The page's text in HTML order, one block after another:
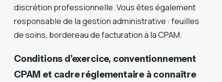
discrétion professionnelle. Vous êtes également
responsable de la gestion administrative : feuilles
de soins, bordereau de facturation à la CPAM.
Conditions d’exercice, conventionnement
CPAM et cadre réglementaire à connaître